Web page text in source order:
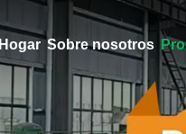
Hogar Sobre nosotros